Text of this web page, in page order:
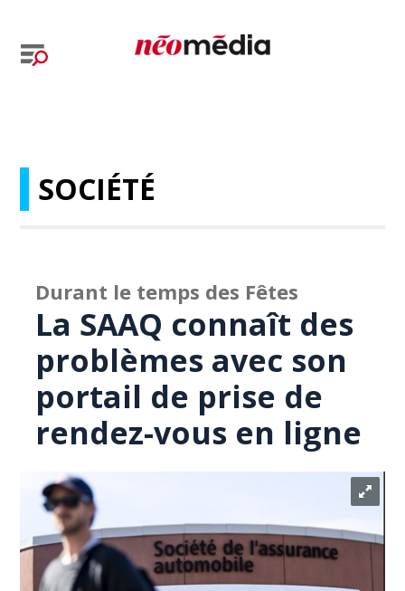
SOCIÉTÉ
Durant le temps des Fêtes
La SAAQ connaît des
problèmes avec son
portail de prise de
rendez-vous en ligne